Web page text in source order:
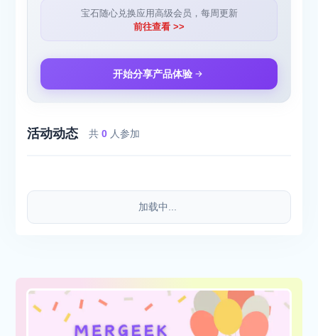
宝石随心兑换应用高级会员，每周更新
前往查看 >>
开始分享产品体验
活动动态 共0 人参加
加载中...